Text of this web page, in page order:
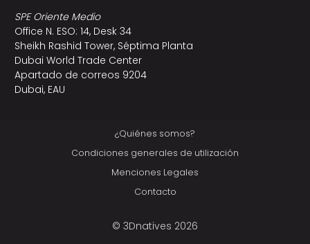
SPE Oriente Medio
Office N. ESO: 14, Desk 34
Sheikh Rashid Tower, Séptima Planta
Dubai World Trade Center
Apartado de correos 9204
Dubai, EAU
¿Quiénes somos?
Condiciones generales de utilización
Menciones Legales
Contacto
© 3Dnatives 2026